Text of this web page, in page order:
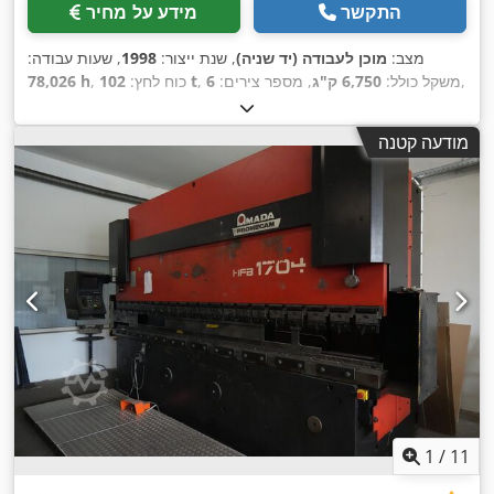
מידע על מחיר התקשר
מצב: מוכן לעבודה (יד שניה), שנת ייצור: 1998, שעות עבודה:
78,026 h
, כוח לחץ: 102 t , משקל כולל: 6,750 ק"ג , מספר צירים: 6 ,
מודעה קטנה
1 / 11